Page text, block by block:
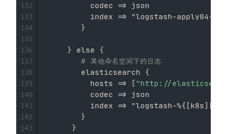
          codec =
> json
          index =
> "logstash-apply04-
}
} else {
# 其他命名空间下的日志
        elasticsearch
{
          hosts =
> [ "http://
          codec =
> json
          index =
> "logstash-%{ [k8s]
}
}
132
133
134
135
136
137
138
139
140
141
142
143